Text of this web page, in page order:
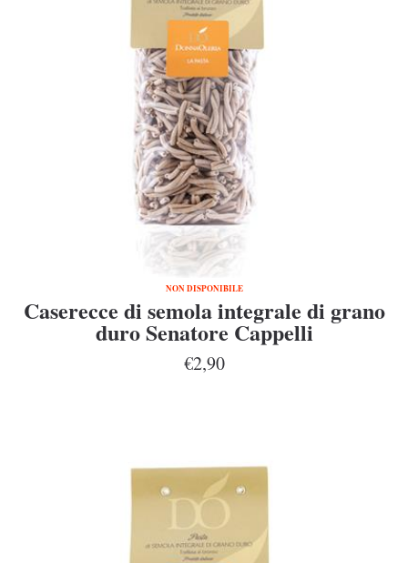
NON DISPONIBILE
Caserecce di semola integrale di grano
duro Senatore Cappelli
€2,90